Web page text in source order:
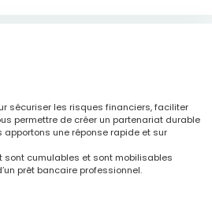
sécuriser les risques financiers, faciliter
permettre de créer un partenariat durable
apportons une réponse rapide et sur
sont cumulables et sont mobilisables
prêt bancaire professionnel.